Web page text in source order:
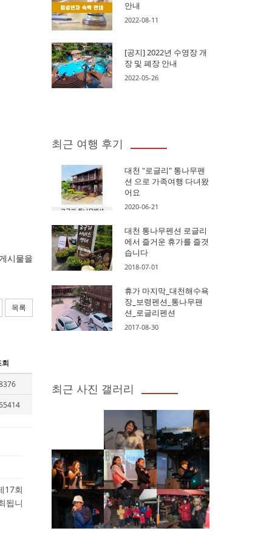
시물을
목록
17회
됩니
안내
2022-08-11
[공지] 2022년 수영장 개
장 및 폐장 안내
2022-05-26
최근 여행 후기
대천 "로글리" 통나무펜
션 으로 가족여행 다녀왔
어요
2020-06-21
대천 통나무펜션 로글리
에서 즐거운 휴가를 즐겻
습니다
2018-07-01
휴가 마지막_대천해수욕
장_보령펜션_통나무팬
션_로글리펜션
2017-08-30
최근 사진 갤러리